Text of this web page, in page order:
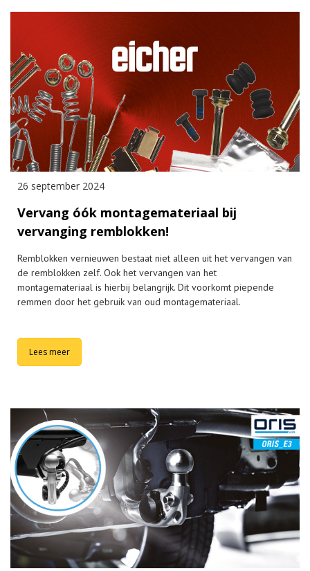
26 september 2024
Vervang óók montagemateriaal bij
vervanging remblokken!
Remblokken vernieuwen bestaat niet alleen uit het vervangen van
de remblokken zelf. Ook het vervangen van het
montagemateriaal is hierbij belangrijk. Dit voorkomt piepende
remmen door het gebruik van oud montagemateriaal.
Lees meer